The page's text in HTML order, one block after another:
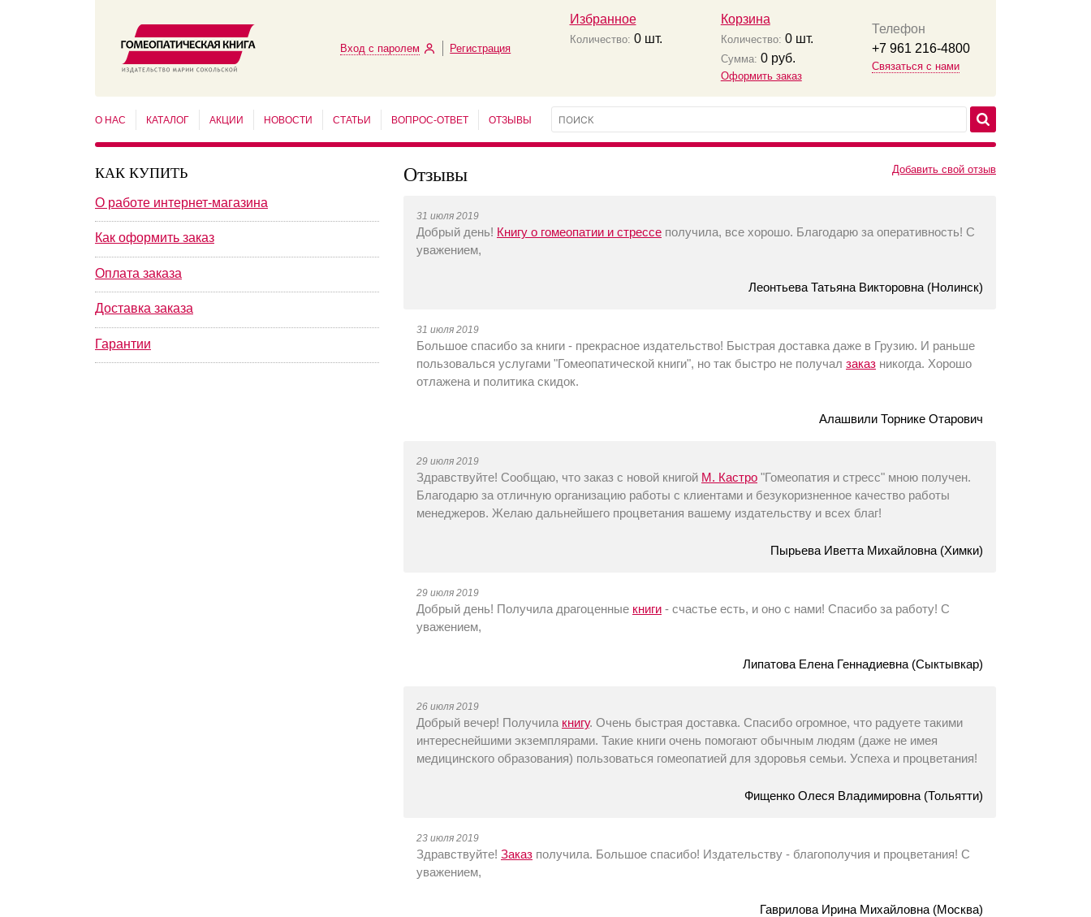
Вход с паролем Регистрация
Избранное
Количество: 0шт.
Корзина
Количество: 0шт.
Сумма: 0руб.
Оформить заказ
Телефон
+7 961 216-4800
Связаться с нами
О НАС КАТАЛОГ АКЦИИ НОВОСТИ СТАТЬИ ВОПРОС-ОТВЕТ ОТЗЫВЫ
КАК КУПИТЬ
О работе интернет-магазина
Как оформить заказ
Оплата заказа
Доставка заказа
Гарантии
Добавить свой отзыв
Отзывы
31 июля 2019
Добрый день! Книгу о гомеопатии и стрессе получила, все хорошо. Благодарю за оперативность! С
уважением,
Леонтьева Татьяна Викторовна (Нолинск)
31 июля 2019
Большое спасибо за книги - прекрасное издательство! Быстрая доставка даже в Грузию. И раньше
пользовалься услугами "Гомеопатической книги", но так быстро не получал заказ никогда. Хорошо
отлажена и политика скидок.
Алашвили Торнике Отарович
29 июля 2019
Здравствуйте! Сообщаю, что заказ с новой книгой М. Кастро "Гомеопатия и стресс" мною получен.
Благодарю за отличную организацию работы с клиентами и безукоризненное качество работы
менеджеров. Желаю дальнейшего процветания вашему издательству и всех благ!
Пырьева Иветта Михайловна (Химки)
29 июля 2019
Добрый день! Получила драгоценные книги - счастье есть, и оно с нами! Спасибо за работу! С
уважением,
Липатова Елена Геннадиевна (Сыктывкар)
26 июля 2019
Добрый вечер! Получила книгу. Очень быстрая доставка. Спасибо огромное, что радуете такими
интереснейшими экземплярами. Такие книги очень помогают обычным людям (даже не имея
медицинского образования) пользоваться гомеопатией для здоровья семьи. Успеха и процветания!
Фищенко Олеся Владимировна (Тольятти)
23 июля 2019
Здравствуйте! Заказ получила. Большое спасибо! Издательству - благополучия и процветания! С
уважением,
Гаврилова Ирина Михайловна (Москва)